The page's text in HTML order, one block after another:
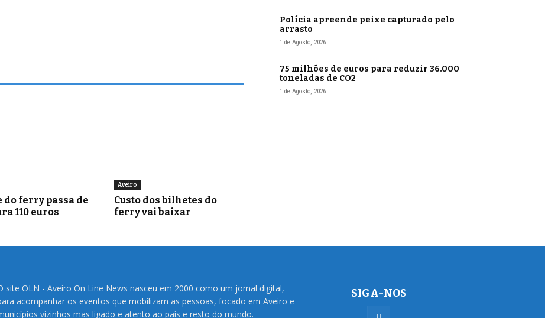
do ferry passa de
110 euros
Aveiro
Custo dos bilhetes do
ferry vai baixar
Polícia apreende peixe capturado pelo
arrasto
1 de Agosto, 2026
75 milhões de euros para reduzir 36.000
toneladas de CO2
1 de Agosto, 2026
site OLN - Aveiro On Line News nasceu em 2000 como um jornal digital,
acompanhar os eventos que mobilizam as pessoas, focado em Aveiro e
vizinhos mas ligado e atento ao país e resto do mundo.
SIGA-NOS